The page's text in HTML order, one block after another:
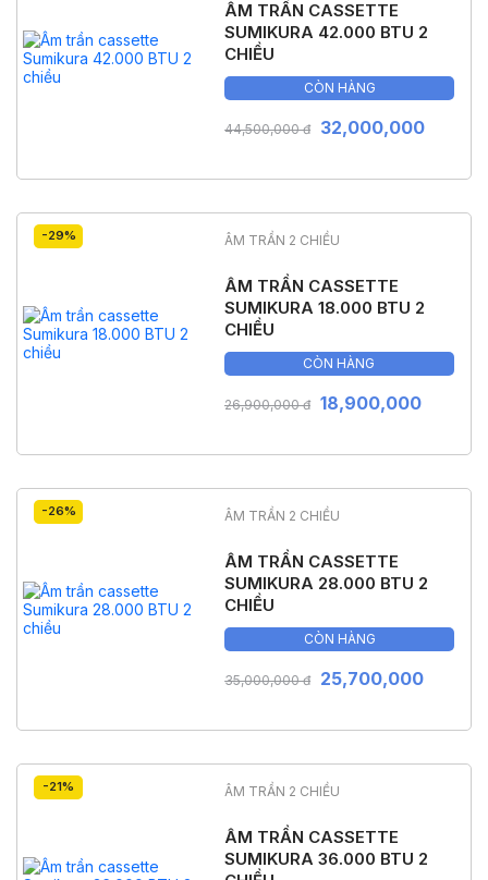
ÂM TRẦN CASSETTE
SUMIKURA 42.000 BTU 2
CHIỀU
CÒN HÀNG
44,500,000 đ 32,000,000
-29% ÂM TRẦN 2 CHIỀU
ÂM TRẦN CASSETTE
SUMIKURA 18.000 BTU 2
CHIỀU
CÒN HÀNG
26,900,000 đ 18,900,000
-26% ÂM TRẦN 2 CHIỀU
ÂM TRẦN CASSETTE
SUMIKURA 28.000 BTU 2
CHIỀU
CÒN HÀNG
35,000,000 đ 25,700,000
-21% ÂM TRẦN 2 CHIỀU
ÂM TRẦN CASSETTE
SUMIKURA 36.000 BTU 2